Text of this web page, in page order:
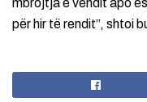
për hir të rendit”, shtoi